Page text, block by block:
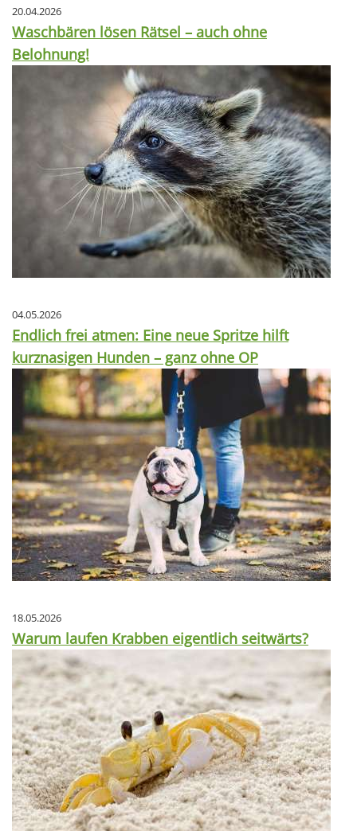
20.04.2026
Waschbären lösen Rätsel – auch ohne
Belohnung!
04.05.2026
Endlich frei atmen: Eine neue Spritze hilft
kurznasigen Hunden – ganz ohne OP
18.05.2026
Warum laufen Krabben eigentlich seitwärts?